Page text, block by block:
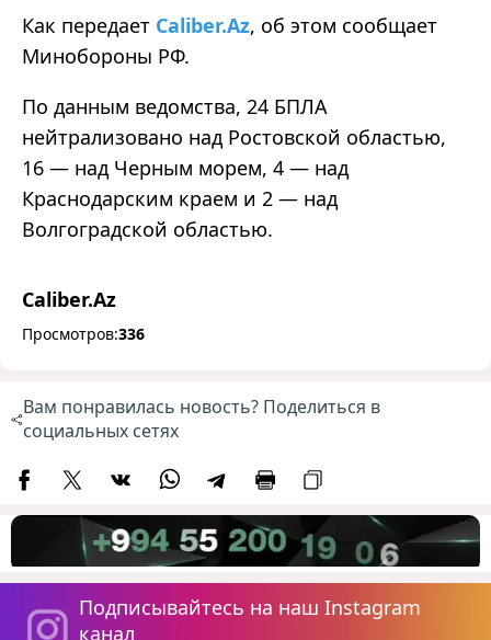
Как передает Caliber.Az, об этом сообщает
Минобороны РФ.
По данным ведомства, 24 БПЛА
нейтрализовано над Ростовской областью,
16 — над Черным морем, 4 — над
Краснодарским краем и 2 — над
Волгоградской областью.
Caliber.Az
Просмотров:336
Вам понравилась новость? Поделиться в
социальных сетях
Подписывайтесь на наш Instagram
канал